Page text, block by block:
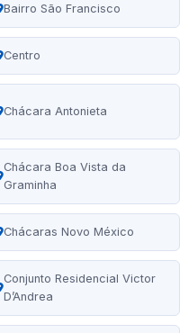
Bairro São Francisco
Centro
Chácara Antonieta
Chácara Boa Vista da
Graminha
Chácaras Novo México
Conjunto Residencial Victor
D’Andrea